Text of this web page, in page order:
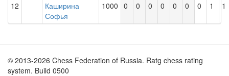
12
Каширина
Софья
1000 0 0 0 0 0 0 0 1 1
© 2013-2026 Chess Federation of Russia. Ratg chess rating
system. Build 0500